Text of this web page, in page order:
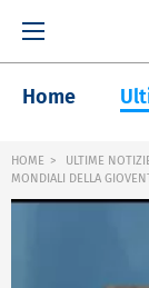
Home
HOME ULTIME
MONDIALI DELLA